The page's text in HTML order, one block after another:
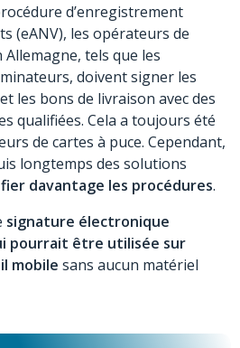
d’enregistrement
(eANV), les opérateurs de
Allemagne, tels que les
doivent signer les
les bons de livraison avec des
qualifiées. Cela a toujours été
de cartes à puce. Cependant,
longtemps des solutions
davantage les procédures.
signature électronique
pourrait être utilisée sur
mobile sans aucun matériel